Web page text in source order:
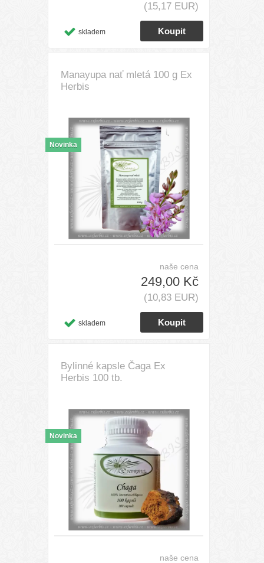
(15,17 EUR)
skladem
Manayupa nať mletá 100 g Ex
Herbis
naše cena
249,00 Kč
(10,83 EUR)
skladem
Novinka
Bylinné kapsle Čaga Ex
Herbis 100 tb.
naše cena
Novinka